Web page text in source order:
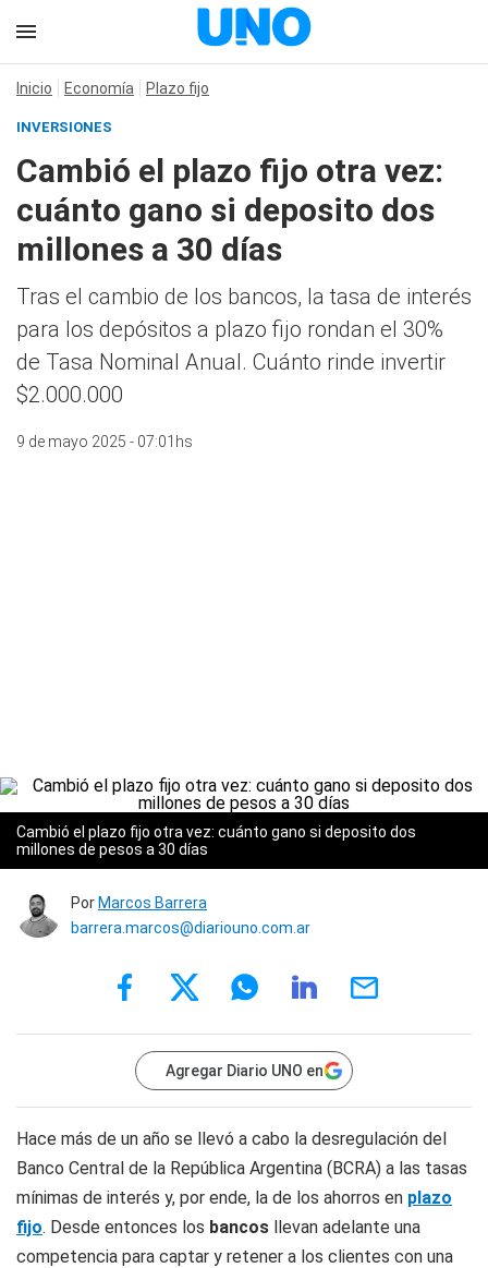
Inicio Economía Plazo fijo
INVERSIONES
Cambió el plazo fijo otra vez:
cuánto gano si deposito dos
millones a 30 días
Tras el cambio de los bancos, la tasa de interés
para los depósitos a plazo fijo rondan el 30%
de Tasa Nominal Anual. Cuánto rinde invertir
$2.000.000
9 de mayo 2025 - 07:01hs
Cambió el plazo fijo otra vez: cuánto gano si deposito dos
millones de pesos a 30 días
Por Marcos Barrera
barrera.marcos@diariouno.com.ar
Agregar Diario UNO en
Hace más de un año se llevó a cabo la desregulación del
Banco Central de la República Argentina (BCRA) a las tasas
mínimas de interés y, por ende, la de los ahorros en plazo
fijo. Desde entonces los bancos llevan adelante una
competencia para captar y retener a los clientes con una